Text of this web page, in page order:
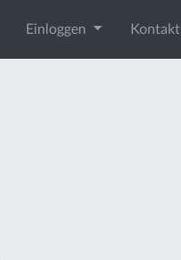
Einloggen Kontakt